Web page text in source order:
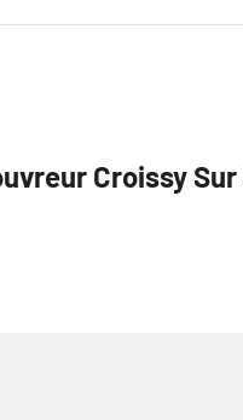
Croissy